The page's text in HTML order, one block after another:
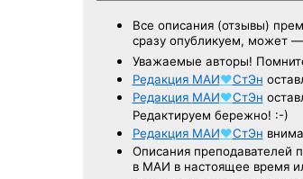
Все описания (отзывы)
сразу опубликуем, может
Уважаемые авторы!
Редакция МАИ♥СтЭн
Редакция МАИ♥СтЭн
Редактируем бережно! :-)
Редакция МАИ♥СтЭн
Описания преподавателей
в МАИ в настоящее время